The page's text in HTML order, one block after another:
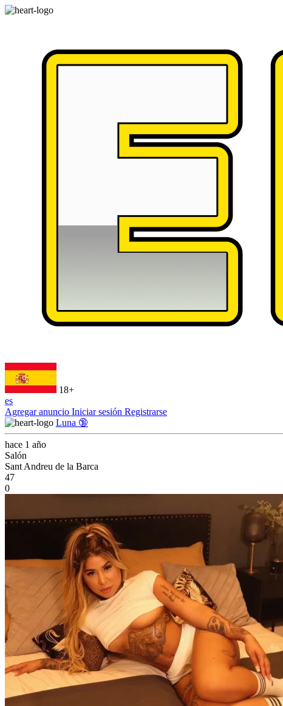
18+
es
Agregar anuncio Iniciar sesión Registrarse
Luna 🔞
hace 1 año
Salón
Sant Andreu de la Barca
47
0